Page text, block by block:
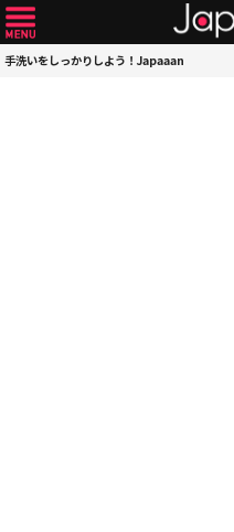
手洗いをしっかりしよう！Japaaan